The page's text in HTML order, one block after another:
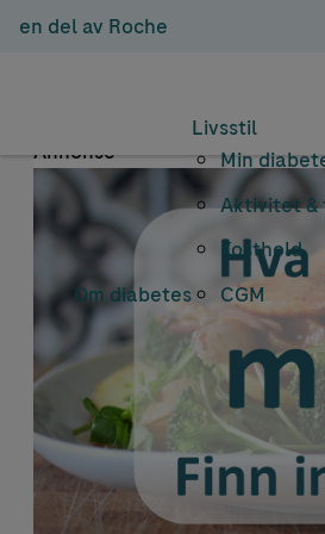
en del av Roche
Om diabetes
Livsstil
Min
Aktivitet &
Kosthold
CGM
Annonse